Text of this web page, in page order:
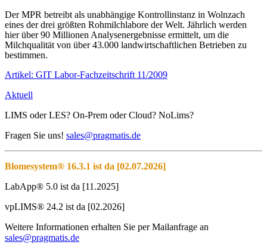
Der MPR betreibt als unabhängige Kontrollinstanz in Wolnzach
eines der drei größten Rohmilchlabore der Welt. Jährlich werden
hier über 90 Millionen Analysenergebnisse ermittelt, um die
Milchqualität von über 43.000 landwirtschaftlichen Betrieben zu
bestimmen.
Artikel: GIT Labor-Fachzeitschrift 11/2009
Aktuell
LIMS oder LES? On-Prem oder Cloud? NoLims?
Fragen Sie uns! sales@pragmatis.de
Blomesystem® 16.3.1 ist da [02.07.2026]
LabApp® 5.0 ist da [11.2025]
vpLIMS® 24.2 ist da [02.2026]
Weitere Informationen erhalten Sie per Mailanfrage an
sales@pragmatis.de